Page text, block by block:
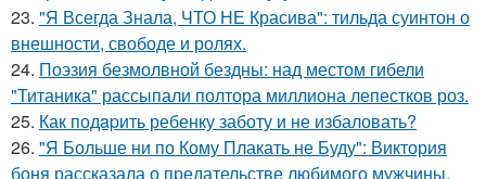
23. "Я Всегда Знала, ЧТО НЕ Красива": тильда суинтон о
внешности, свободе и ролях.
24. Поэзия безмолвной бездны: над местом гибели
"Титаника" рассыпали полтора миллиона лепестков роз.
25. Как подapить ребенку заботу и не избаловать?
26. "Я Больше ни по Кому Плакать не Буду": Виктория
боня рассказала о предательстве любимого мужчины.